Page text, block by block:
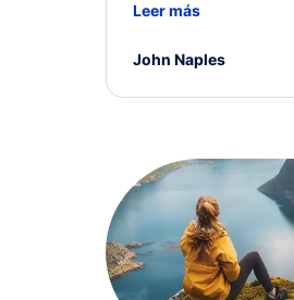
a solution and kept
Leer más
John Naples